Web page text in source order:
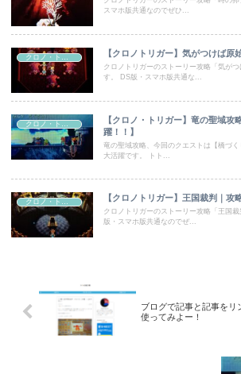
スマホ版共通なのでぜひ...
【クロノトリガー】気がつけば原
クロノトリガーのストーリー攻略「気が
す。 DS版・スマホ版共通な...
【クロノ・トリガー】竜の聖域攻
躍！！】
竜の聖域攻略、今回のクエストは【橋づ
大活躍です。 トト...
【クロノトリガー】王国裁判｜攻
クロノトリガーのストーリー攻略「王国
版・スマホ版共通なのでぜ...
ブログで記事と記事をリ
使ってみよー！